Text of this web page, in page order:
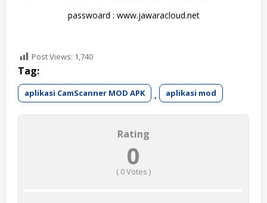
passwoard : www.jawaracloud.net
Post Views: 1,740
Tag:
aplikasi CamScanner MOD APK , aplikasi mod
Rating
0
( 0Votes )